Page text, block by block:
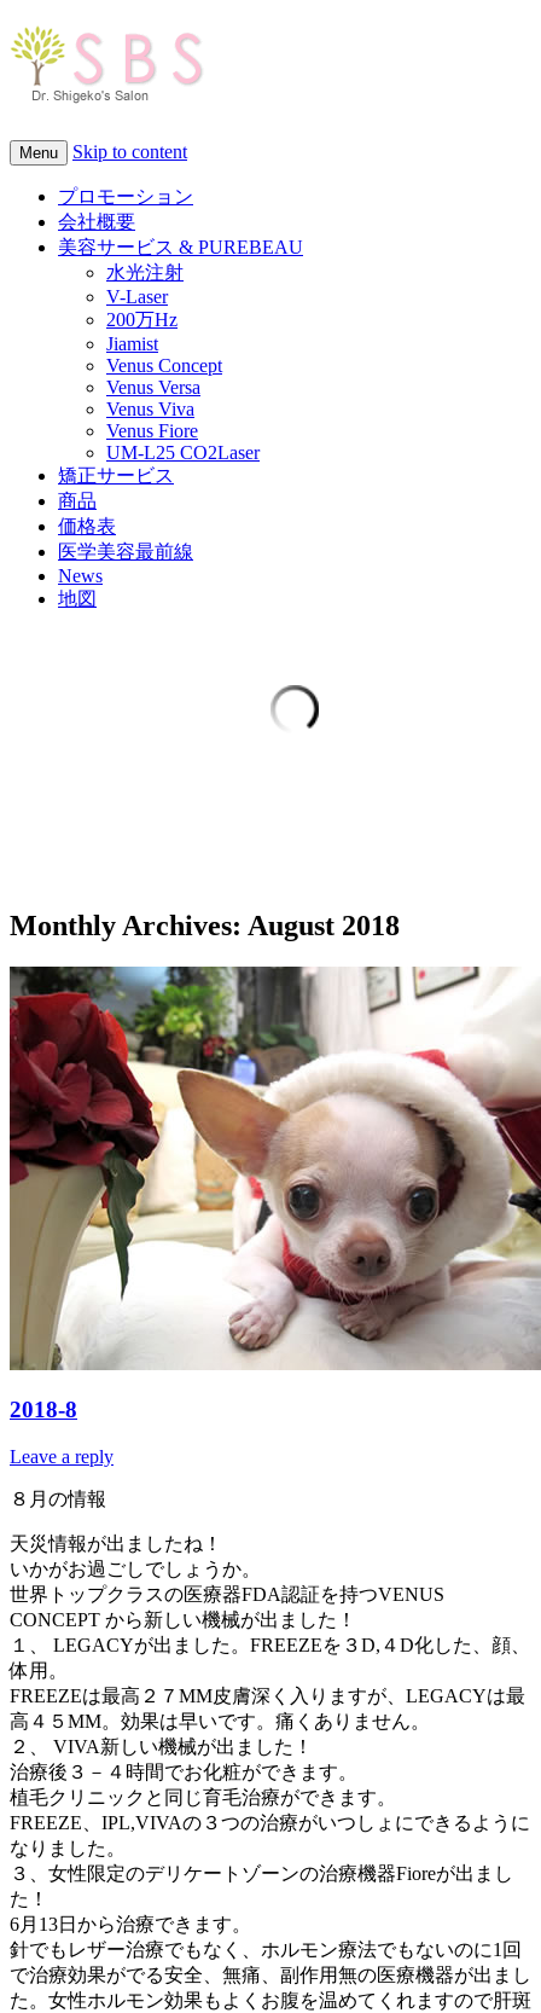
Menu Skip to content
プロモーション
会社概要
美容サービス & PUREBEAU
水光注射
V-Laser
200万Hz
Jiamist
Venus Concept
Venus Versa
Venus Viva
Venus Fiore
UM-L25 CO2Laser
矯正サービス
商品
価格表
医学美容最前線
News
地図
Monthly Archives: August 2018
2018-8
Leave a reply
８月の情報
天災情報が出ましたね！
いかがお過ごしでしょうか。
世界トップクラスの医療器FDA認証を持つVENUS
CONCEPT から新しい機械が出ました！
１、 LEGACYが出ました。FREEZEを３D,４D化した、顔、
体用。
FREEZEは最高２７MM皮膚深く入りますが、LEGACYは最
高４５MM。効果は早いです。痛くありません。
２、 VIVA新しい機械が出ました！
治療後３－４時間でお化粧ができます。
植毛クリニックと同じ育毛治療ができます。
FREEZE、IPL,VIVAの３つの治療がいつしょにできるように
なりました。
３、女性限定のデリケートゾーンの治療機器Fioreが出まし
た！
6月13日から治療できます。
針でもレザー治療でもなく、ホルモン療法でもないのに1回
で治療効果がでる安全、無痛、副作用無の医療機器が出まし
た。女性ホルモン効果もよくお腹を温めてくれますので肝斑